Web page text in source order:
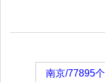
南京/77895个